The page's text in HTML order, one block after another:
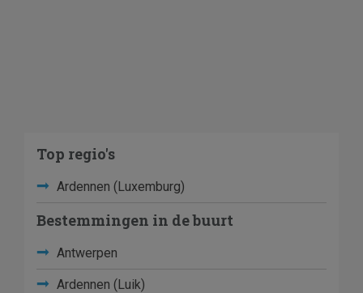
Top regio's
Ardennen (Luxemburg)
Bestemmingen in de buurt
Antwerpen
Ardennen (Luik)